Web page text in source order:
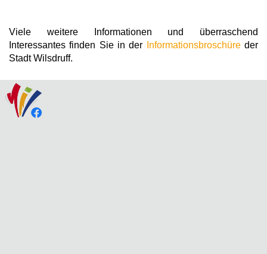
Viele weitere Informationen und überraschend
Interessantes finden Sie in der
Informationsbroschüreder
Stadt Wilsdruff.